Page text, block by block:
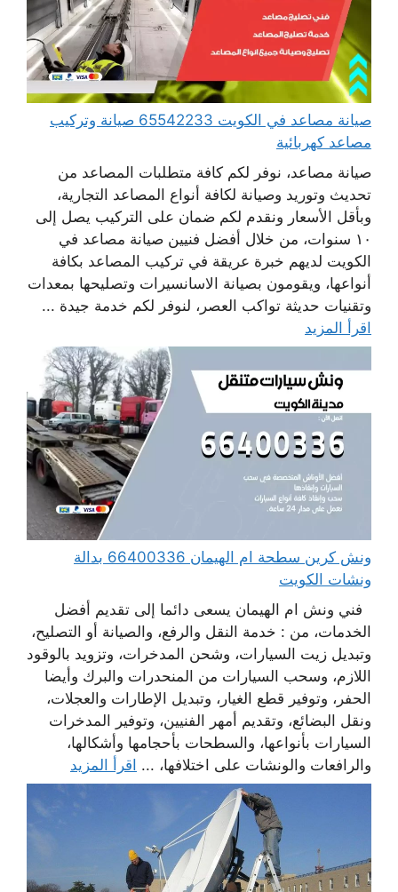
صيانة مصاعد في الكويت 65542233 صيانة وتركيب
مصاعد كهربائية
صيانة مصاعد، نوفر لكم كافة متطلبات المصاعد من
تحديث وتوريد وصيانة لكافة أنواع المصاعد التجارية،
وبأقل الأسعار ونقدم لكم ضمان على التركيب يصل إلى
١٠ سنوات، من خلال أفضل فنيين صيانة مصاعد في
الكويت لديهم خبرة عريقة في تركيب المصاعد بكافة
أنواعها، ويقومون بصيانة الاسانسيرات وتصليحها بمعدات
وتقنيات حديثة تواكب العصر، لنوفر لكم خدمة جيدة ...
اقرأ المزيد
ونش كرين سطحة ام الهيمان 66400336 بدالة
ونشات الكويت
فني ونش ام الهيمان يسعى دائما إلى تقديم أفضل
الخدمات، من : خدمة النقل والرفع، والصيانة أو التصليح،
وتبديل زيت السيارات، وشحن المدخرات، وتزويد بالوقود
اللازم، وسحب السيارات من المنحدرات والبرك وأيضا
الحفر، وتوفير قطع الغيار، وتبديل الإطارات والعجلات،
ونقل البضائع، وتقديم أمهر الفنيين، وتوفير المدخرات
السيارات بأنواعها، والسطحات بأحجامها وأشكالها،
والرافعات والونشات على اختلافها، ... اقرأ المزيد